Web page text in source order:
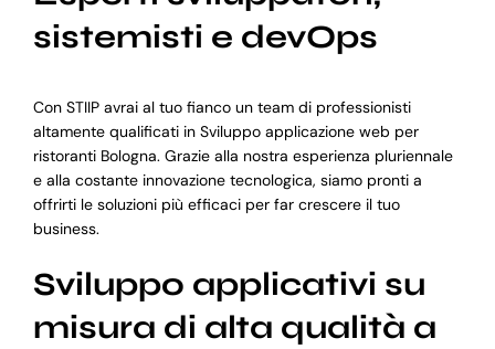
sistemisti e devOps
Con STIIP avrai al tuo fianco un team di professionisti
altamente qualificati in Sviluppo applicazione web per
ristoranti Bologna. Grazie alla nostra esperienza pluriennale
e alla costante innovazione tecnologica, siamo pronti a
offrirti le soluzioni più efficaci per far crescere il tuo
business.
Sviluppo applicativi su
misura di alta qualità a